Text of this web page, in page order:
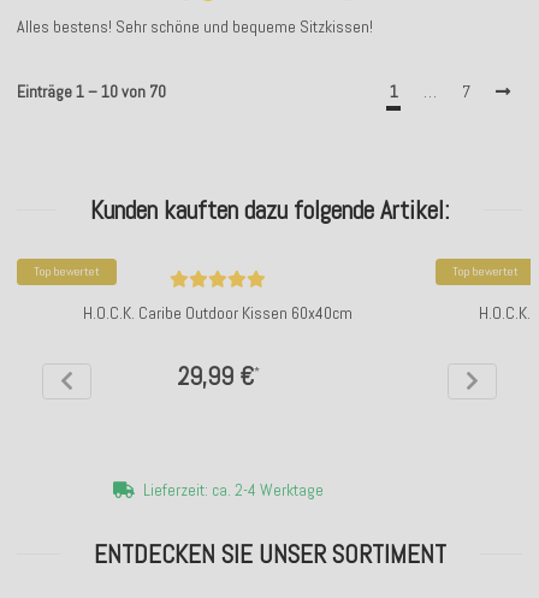
Alles bestens! Sehr schöne und bequeme Sitzkissen!
Einträge 1 – 10 von 70 1 7
Kunden kauften dazu folgende Artikel:
Top bewertet
H.O.C.K. Caribe Outdoor Kissen 60x40cm
29,99 €*
Lieferzeit: ca. 2-4 Werktage
Top bewertet
ENTDECKEN SIE UNSER SORTIMENT